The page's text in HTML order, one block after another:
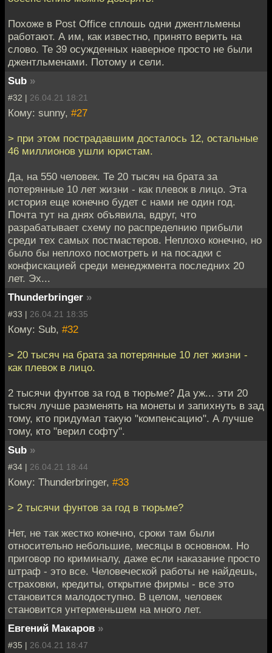
Похоже в Post Office сплошь одни джентльмены
работают. А им, как известно, принято верить на
слово. Те 39 осужденных наверное просто не были
джентльменами. Потому и сели.
Sub »
#32 | 26.04.21 18:21
Кому: sunny, #27
> при этом пострадавшим досталось 12, остальные
46 миллионов ушли юристам.
Да, на 550 человек. Те 20 тысяч на брата за
потерянные 10 лет жизни - как плевок в лицо. Эта
история еще конечно будет с нами не один год.
Почта тут на днях объявила, вдруг, что
разрабатывает схему по распределнию прибыли
среди тех самых постмастеров. Неплохо конечно, но
было бы неплохо посмотреть и на посадки с
конфискацией среди менеджмента последних 20
лет. Эх...
Thunderbringer »
#33 | 26.04.21 18:35
Кому: Sub, #32
> 20 тысяч на брата за потерянные 10 лет жизни -
как плевок в лицо.
2 тысячи фунтов за год в тюрьме? Да уж... эти 20
тысяч лучше разменять на монеты и запихнуть в зад
тому, кто придумал такую "компенсацию". А лучше
тому, кто "верил софту".
Sub »
#34 | 26.04.21 18:44
Кому: Thunderbringer, #33
> 2 тысячи фунтов за год в тюрьме?
Нет, не так жестко конечно, сроки там были
относительно небольшие, месяцы в основном. Но
приговор по криминалу, даже если наказание просто
штраф - это все. Человеческой работы не найдешь,
страховки, кредиты, открытие фирмы - все это
становится малодоступно. В целом, человек
становится унтерменьшем на много лет.
Евгений Макаров »
#35 | 26.04.21 18:47